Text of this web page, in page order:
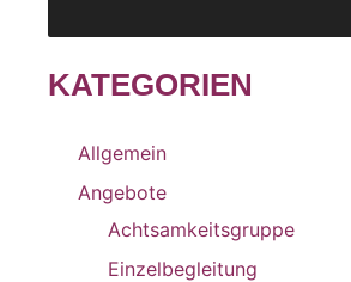
KATEGORIEN
Allgemein
Angebote
Achtsamkeitsgruppe
Einzelbegleitung